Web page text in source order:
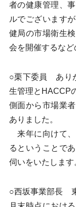
者の健康管理、
ルでございます
健局の市場衛生
会を開催するなど
○栗下委員 あり
生管理とHACCP
側面から市場業
ありました。
来年に向けて、
るということで
伺いをいたします
○西坂事業部長